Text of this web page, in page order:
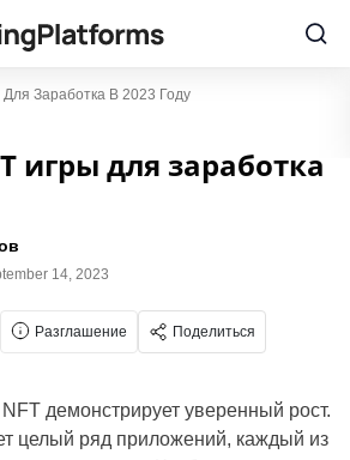
Заработка В 2023 Году
игры для заработка
14, 2023
Разглашение Поделиться
демонстрирует уверенный рост.
целый ряд приложений, каждый из